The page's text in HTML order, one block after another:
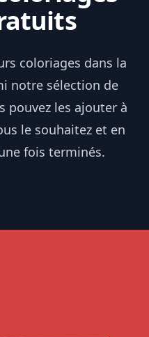
coloriages dans la
notre sélection de
pouvez les ajouter à
le souhaitez et en
fois terminés.